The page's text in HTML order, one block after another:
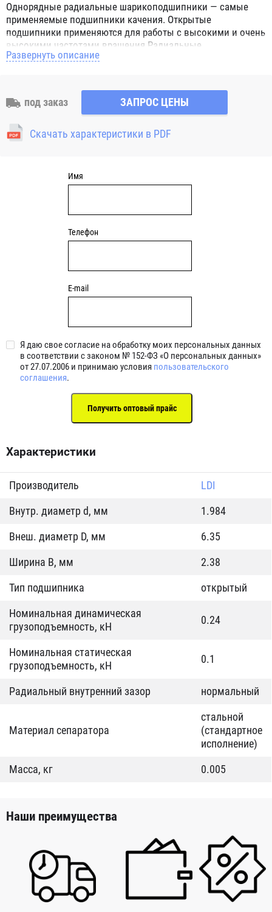
Однорядные радиальные шарикоподшипники — самые
применяемые подшипники качения. Открытые
подшипники применяются для работы с высокими и очень
высокими частотами вращения.Радиальные
шарикоподшипники обозначением 2Z ZZ с обеих сторон
обозначением 2RS 2RS1 2RSH 2RSR имеют с обеих сторон
контактные уплотнения из бутадиен-нитрильного каучука
(NBR) и пригодны для средних частот вращения. Также
поставляются подшипники с бесконтактными
Развернуть описание
под заказ ЗАПРОС ЦЕНЫ
Скачать характеристики в PDF
Имя
Телефон
E-mail
Я даю свое согласие на обработку моих персональных данных
в соответствии с законом № 152-ФЗ «О персональных данных»
от 27.07.2006 и принимаю условия пользовательского
соглашения.
Характеристики
Производитель
LDI
Внутр. диаметр d, мм
1.984
Внеш. диаметр D, мм
6.35
Ширина B, мм
2.38
Тип подшипника
открытый
Номинальная динамическая
грузоподъемность, кН
0.24
Номинальная статическая
грузоподъемность, кН
0.1
Радиальный внутренний зазор нормальный
Материал сепаратора
стальной
(стандартное
исполнение)
Масса, кг
0.005
Наши преимущества